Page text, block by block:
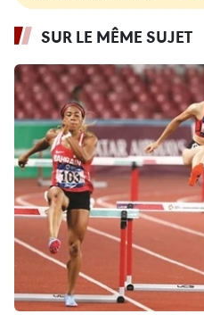
SUR LE MÊME SUJET